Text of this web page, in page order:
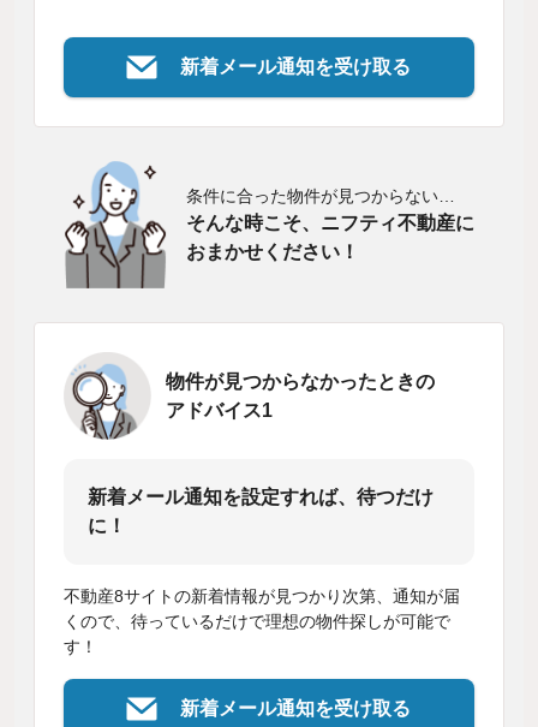
新着メール通知を受け取る
条件に合った物件が見つからない…
そんな時こそ、ニフティ不動産に
おまかせください！
物件が見つからなかったときの
アドバイス1
新着メール通知を設定すれば、待つだけ
に！
不動産8サイトの新着情報が見つかり次第、通知が届
くので、待っているだけで理想の物件探しが可能で
す！
新着メール通知を受け取る